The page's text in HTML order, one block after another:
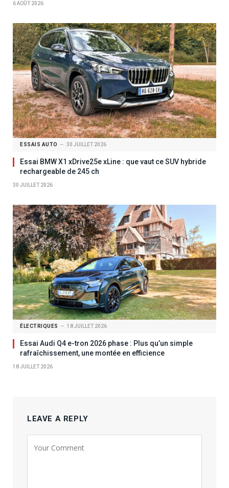
6 AOÛT 2026
ESSAIS AUTO 30 JUILLET 2026
Essai BMW X1 xDrive25e xLine : que vaut ce SUV hybride
rechargeable de 245 ch
30 JUILLET 2026
ÉLECTRIQUES 18 JUILLET 2026
Essai Audi Q4 e-tron 2026 phase : Plus qu’un simple
rafraîchissement, une montée en efficience
18 JUILLET 2026
LEAVE A REPLY